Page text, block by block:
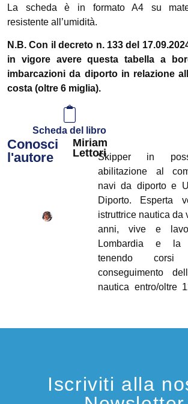
La scheda è in formato A4 su
resistente all’umidità.
N.B. Con il decreto n. 133 del
in vigore avere questa tabella a
imbarcazioni da diporto in relazione
costa (oltre 6 miglia).
Scheda del libro
Conosci
l'autore
Miriam
LettoriSkipper in
abilitazione al
navi da diporto e
Diporto. Esperta
istruttrice nautica da
anni, vive e
Lombardia e la
tenendo
conseguimento
nautica entro/oltre
Iscriviti alla